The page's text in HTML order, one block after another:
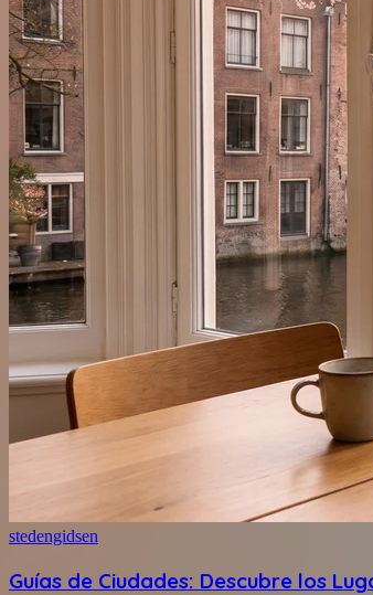
stedengidsen
Guías de Ciudades: Descubre los